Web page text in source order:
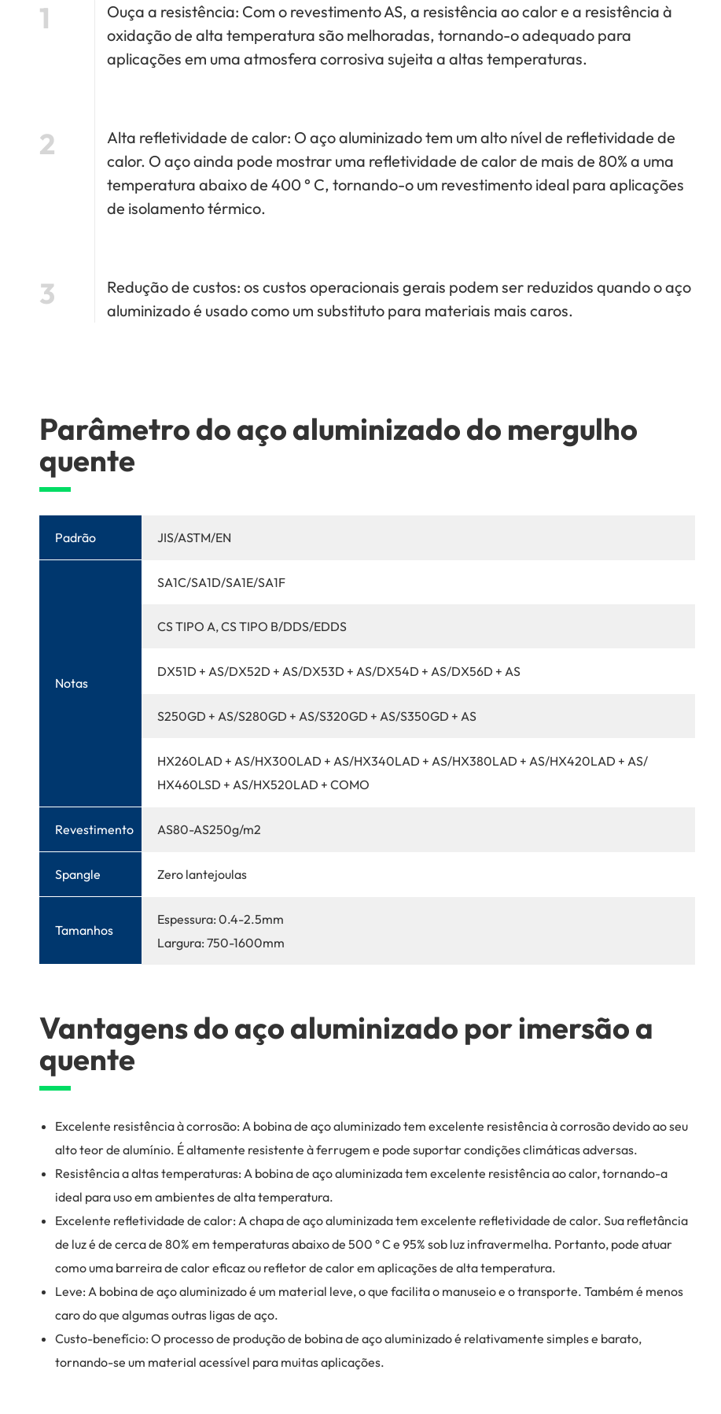
1
Ouça a resistência: Com o revestimento AS, a resistência ao calor e a resistência à
oxidação de alta temperatura são melhoradas, tornando-o adequado para
aplicações em uma atmosfera corrosiva sujeita a altas temperaturas.
2
Alta refletividade de calor: O aço aluminizado tem um alto nível de refletividade de
calor. O aço ainda pode mostrar uma refletividade de calor de mais de 80% a uma
temperatura abaixo de 400 ° C, tornando-o um revestimento ideal para aplicações
de isolamento térmico.
3
Redução de custos: os custos operacionais gerais podem ser reduzidos quando o aço
aluminizado é usado como um substituto para materiais mais caros.
Parâmetro do aço aluminizado do mergulho
quente
Padrão JIS/ASTM/EN
Notas
SA1C/SA1D/SA1E/SA1F
CS TIPO A, CS TIPO B/DDS/EDDS
DX51D + AS/DX52D + AS/DX53D + AS/DX54D + AS/DX56D + AS
S250GD + AS/S280GD + AS/S320GD + AS/S350GD + AS
HX260LAD + AS/HX300LAD + AS/HX340LAD + AS/HX380LAD + AS/HX420LAD + AS/
HX460LSD + AS/HX520LAD + COMO
Revestimento AS80-AS250g/m2
Spangle Zero lantejoulas
Tamanhos
Espessura: 0.4-2.5mm
Largura: 750-1600mm
Vantagens do aço aluminizado por imersão a
quente
Excelente resistência à corrosão: A bobina de aço aluminizado tem excelente resistência à corrosão devido ao seu
alto teor de alumínio. É altamente resistente à ferrugem e pode suportar condições climáticas adversas.
Resistência a altas temperaturas: A bobina de aço aluminizada tem excelente resistência ao calor, tornando-a
ideal para uso em ambientes de alta temperatura.
Excelente refletividade de calor: A chapa de aço aluminizada tem excelente refletividade de calor. Sua refletância
de luz é de cerca de 80% em temperaturas abaixo de 500 ° C e 95% sob luz infravermelha. Portanto, pode atuar
como uma barreira de calor eficaz ou refletor de calor em aplicações de alta temperatura.
Leve: A bobina de aço aluminizado é um material leve, o que facilita o manuseio e o transporte. Também é menos
caro do que algumas outras ligas de aço.
Custo-benefício: O processo de produção de bobina de aço aluminizado é relativamente simples e barato,
tornando-se um material acessível para muitas aplicações.